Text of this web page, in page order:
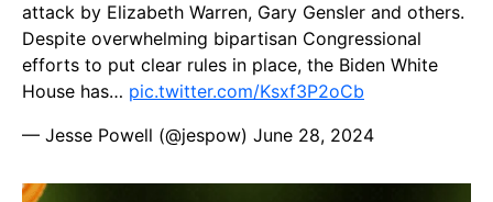
attack by Elizabeth Warren, Gary Gensler and others.
Despite overwhelming bipartisan Congressional
efforts to put clear rules in place, the Biden White
House has… pic.twitter.com/Ksxf3P2oCb
— Jesse Powell (@jespow) June 28, 2024